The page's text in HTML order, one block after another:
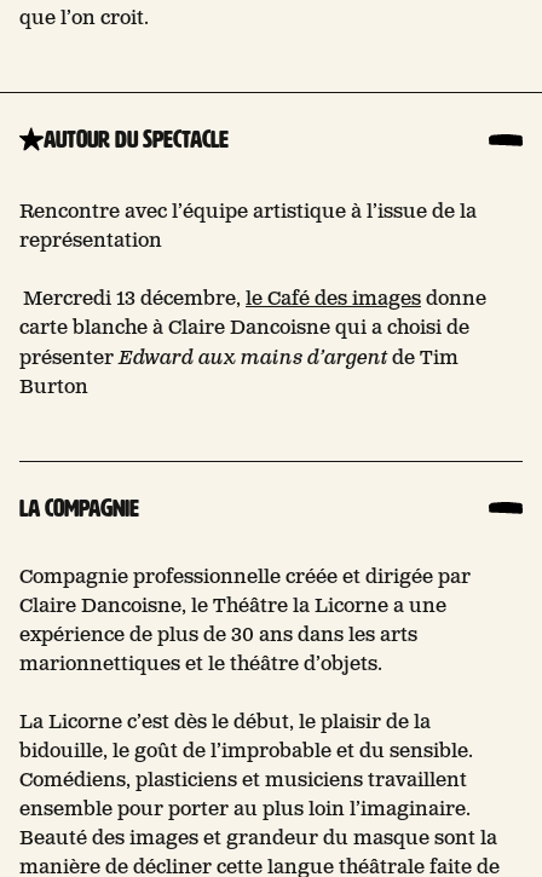
que l’on croit.
Autour du spectacle
Rencontre avec l’équipe artistique à l’issue de la
représentation
Mercredi 13 décembre,le Café des imagesdonne
carte blanche à Claire Dancoisne qui a choisi de
présenterEdward aux mains d’argentde Tim
Burton
La compagnie
Compagnie professionnelle créée et dirigée par
Claire Dancoisne, le Théâtre la Licorne a une
expérience de plus de 30 ans dans les arts
marionnettiques et le théâtre d’objets.
La Licorne c’est dès le début, le plaisir de la
bidouille, le goût de l’improbable et du sensible.
Comédiens, plasticiens et musiciens travaillent
ensemble pour porter au plus loin l’imaginaire.
Beauté des images et grandeur du masque sont la
manière de décliner cette langue théâtrale faite de